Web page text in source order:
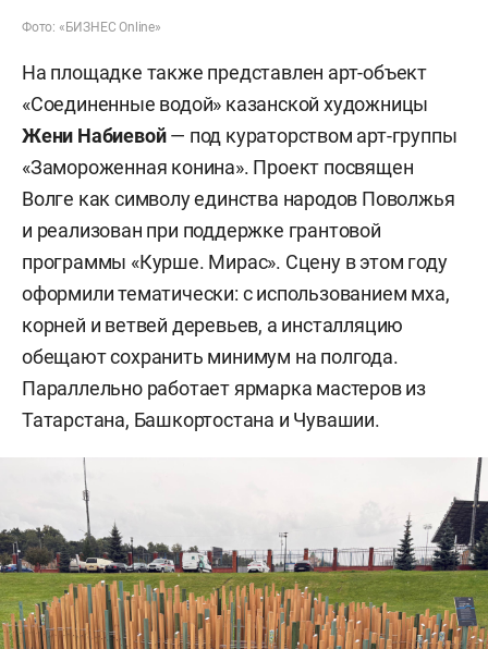
Фото: «БИЗНЕС Online»
На площадке также представлен арт-объект
Жени Набиевой
«Замороженная конина». Проект посвящен
Волге как символу единства народов Поволжья
и реализован при поддержке грантовой
программы «Курше. Мирас». Сцену в этом году
оформили тематически: с использованием мха,